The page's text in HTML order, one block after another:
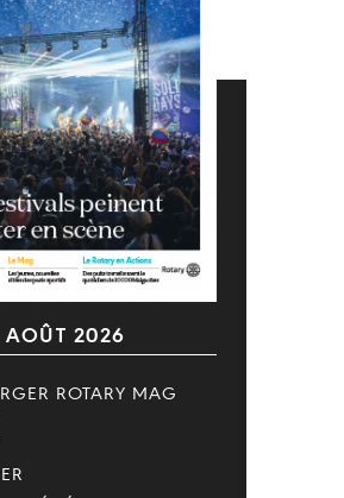
AOÛT 2026
ROTARY MAG